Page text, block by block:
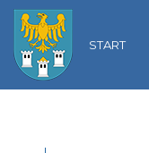
START